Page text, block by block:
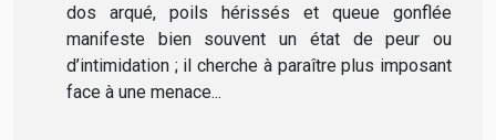
dos arqué, poils hérissés et queue gonflée
manifeste bien souvent un état de peur ou
d’intimidation ; il cherche à paraître plus imposant
face à une menace...